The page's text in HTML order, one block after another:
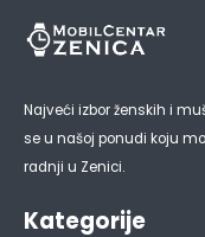
Najveći izbor ženskih i
se u našoj ponudi koju
radnji u Zenici.
Kategorije